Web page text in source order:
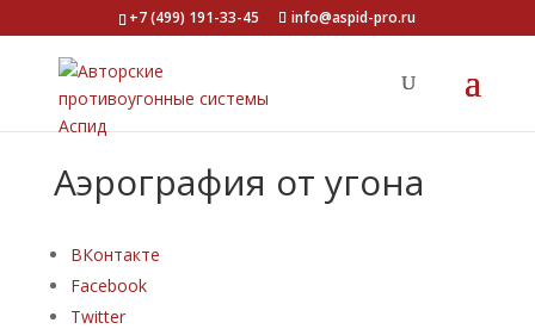
+7 (499) 191-33-45 info@aspid-pro.ru
Аэрография от угона
ВКонтакте
Facebook
Twitter